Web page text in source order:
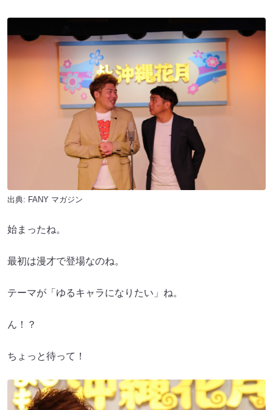
出典: FANY マガジン
始まったね。
最初は漫才で登場なのね。
テーマが「ゆるキャラになりたい」ね。
ん！？
ちょっと待って！